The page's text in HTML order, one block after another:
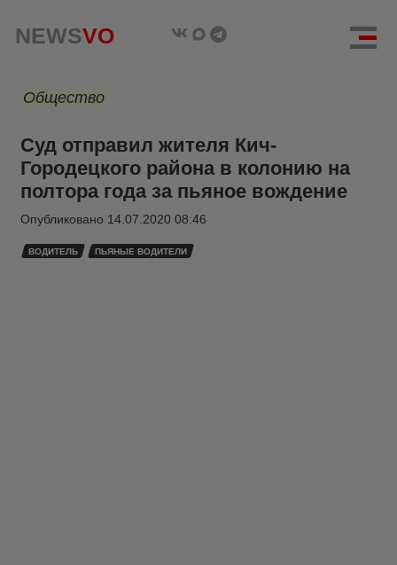
NEWSVO
Общество
Суд отправил жителя Кич-
Городецкого района в колонию на
полтора года за пьяное вождение
Опубликовано 14.07.2020 08:46
ВОДИТЕЛЬ ПЬЯНЫЕ ВОДИТЕЛИ